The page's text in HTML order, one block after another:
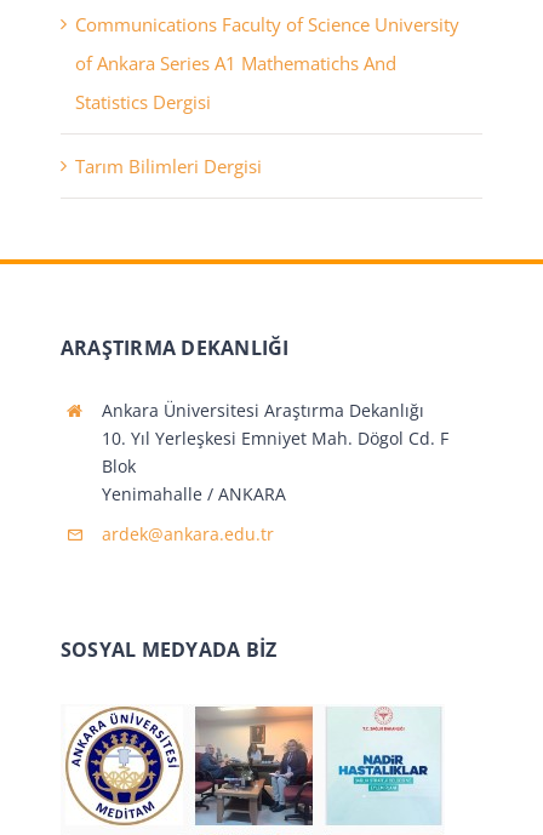
Communications Faculty of Science University
of Ankara Series A1 Mathematichs And
Statistics Dergisi
Tarım Bilimleri Dergisi
ARAŞTIRMA DEKANLIĞI
Ankara Üniversitesi Araştırma Dekanlığı
10. Yıl Yerleşkesi Emniyet Mah. Dögol Cd. F
Blok
Yenimahalle / ANKARA
ardek@ankara.edu.tr
SOSYAL MEDYADA BİZ